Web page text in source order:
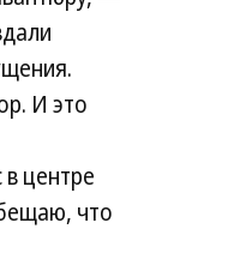
И это
центре
что